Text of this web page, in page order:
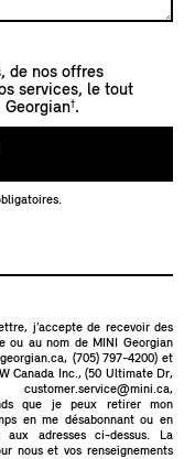
de nos offres
services, le tout
Georgian†.
j’accepte de recevoir des
ou au nom de MINI Georgian
, (705) 797-4200) et
Canada Inc., (50 Ultimate Dr,
customer.service@mini.ca,
que je peux retirer mon
en me désabonnant ou en
adresses ci-dessus. La
nous et vos renseignements